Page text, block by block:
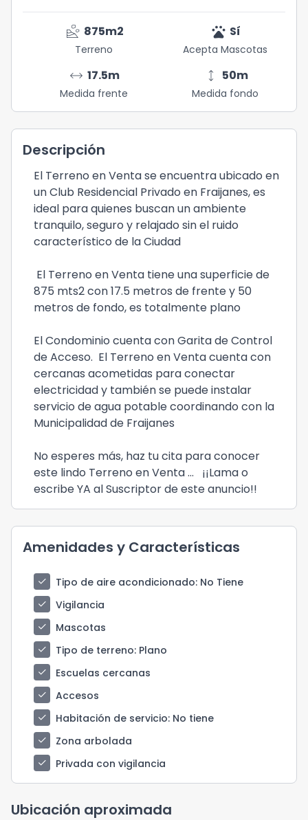
landslide 875m2
Terreno
pets Sí
Acepta Mascotas
arrow_range 17.5m
Medida frente
height 50m
Medida fondo
Descripción
El Terreno en Venta se encuentra ubicado en
un Club Residencial Privado en Fraijanes, es
ideal para quienes buscan un ambiente
tranquilo, seguro y relajado sin el ruido
característico de la Ciudad
El Terreno en Venta tiene una superficie de
875 mts2 con 17.5 metros de frente y 50
metros de fondo, es totalmente plano
El Condominio cuenta con Garita de Control
de Acceso. El Terreno en Venta cuenta con
cercanas acometidas para conectar
electricidad y también se puede instalar
servicio de agua potable coordinando con la
Municipalidad de Fraijanes
No esperes más, haz tu cita para conocer
este lindo Terreno en Venta ... ¡¡Lama o
escribe YA al Suscriptor de este anuncio!!
Amenidades y Características
check Tipo de aire acondicionado: No Tiene
check
Vigilancia
check
Mascotas
check
Tipo de terreno: Plano
check
Escuelas cercanas
check
Accesos
check
Habitación de servicio: No tiene
check
Zona arbolada
check
Privada con vigilancia
Ubicación aproximada